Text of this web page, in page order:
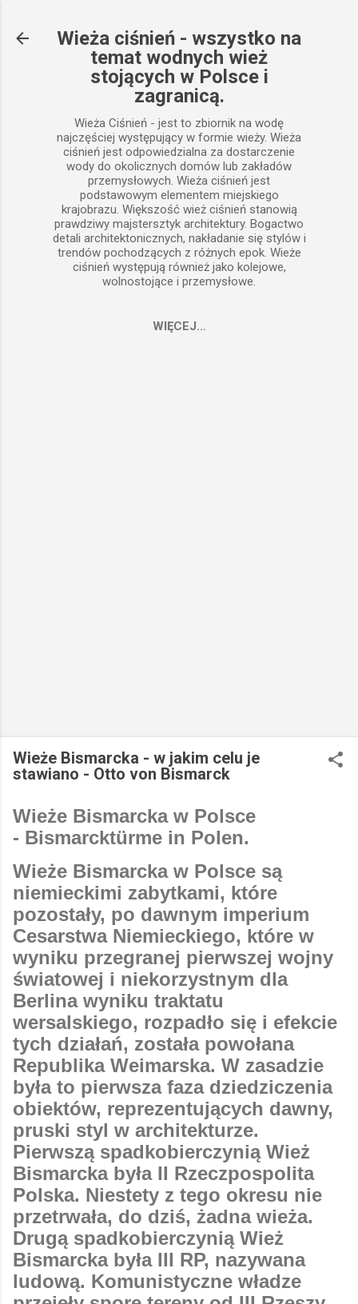
Wieża ciśnień - wszystko na
temat wodnych wież
stojących w Polsce i
zagranicą.
Wieża Ciśnień - jest to zbiornik na wodę
najczęściej występujący w formie wieży. Wieża
ciśnień jest odpowiedzialna za dostarczenie
wody do okolicznych domów lub zakładów
przemysłowych. Wieża ciśnień jest
podstawowym elementem miejskiego
krajobrazu. Większość wież ciśnień stanowią
prawdziwy majstersztyk architektury. Bogactwo
detali architektonicznych, nakładanie się stylów i
trendów pochodzących z różnych epok. Wieże
ciśnień występują również jako kolejowe,
wolnostojące i przemysłowe.
WIĘCEJ…
Wieże Bismarcka - w jakim celu je
stawiano - Otto von Bismarck
Wieże Bismarcka w Polsce
- Bismarcktürme in Polen.
Wieże Bismarcka w Polsce są
niemieckimi zabytkami, które
pozostały, po dawnym imperium
Cesarstwa Niemieckiego, które w
wyniku przegranej pierwszej wojny
światowej i niekorzystnym dla
Berlina wyniku traktatu
wersalskiego, rozpadło się i efekcie
tych działań, została powołana
Republika Weimarska. W zasadzie
była to pierwsza faza dziedziczenia
obiektów, reprezentujących dawny,
pruski styl w architekturze.
Pierwszą spadkobierczynią Wież
Bismarcka była II Rzeczpospolita
Polska. Niestety z tego okresu nie
przetrwała, do dziś, żadna wieża.
Drugą spadkobierczynią Wież
Bismarcka była III RP, nazywana
ludową. Komunistyczne władze